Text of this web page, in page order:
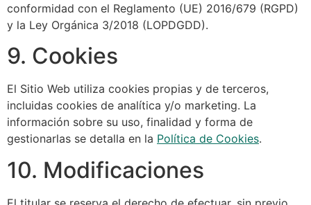
conformidad con el Reglamento (UE) 2016/679 (RGPD)
y la Ley Orgánica 3/2018 (LOPDGDD).
9. Cookies
El Sitio Web utiliza cookies propias y de terceros,
incluidas cookies de analítica y/o marketing. La
información sobre su uso, finalidad y forma de
gestionarlas se detalla en la Política de Cookies.
10. Modificaciones